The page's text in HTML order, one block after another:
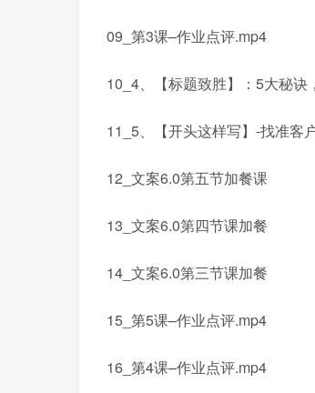
09_第3课–作业点评.mp4
10_4、【标题致胜】：5大秘
11_5、【开头这样写】-找准客
12_文案6.0第五节加餐课
13_文案6.0第四节课加餐
14_文案6.0第三节课加餐
15_第5课–作业点评.mp4
16_第4课–作业点评.mp4